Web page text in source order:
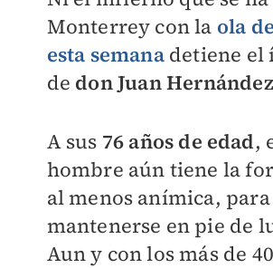
Monterrey con la ola
esta semanadetiene el
de don Juan
A sus 76 años de edad,
hombre aún tiene la
al menos anímica, para
mantenerse en pie de
Aun y con los más de